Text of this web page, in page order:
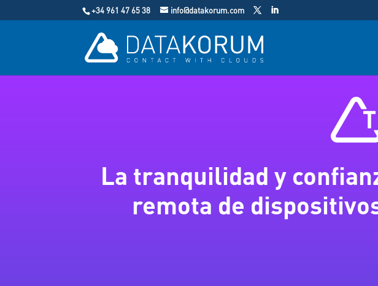
+34 961 47 65 38 info@datakorum.com
La tranquilidad y
remota de